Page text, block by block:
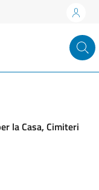
la Casa, Cimiteri